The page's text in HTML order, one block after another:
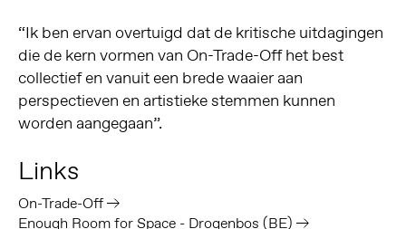
“Ik ben ervan overtuigd dat de kritische uitdagingen
die de kern vormen van On-Trade-Off het best
collectief en vanuit een brede waaier aan
perspectieven en artistieke stemmen kunnen
worden aangegaan”.
Links
On-Trade-Off
Enough Room for Space - Drogenbos (BE)